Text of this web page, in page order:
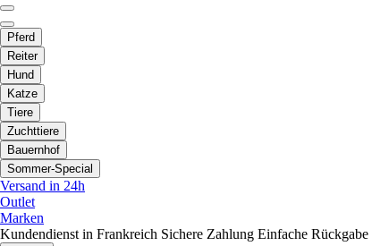
Pferd
Reiter
Hund
Katze
Tiere
Zuchttiere
Bauernhof
Sommer-Special
Versand in 24h
Outlet
Marken
Kundendienst in Frankreich Sichere Zahlung Einfache Rückgabe